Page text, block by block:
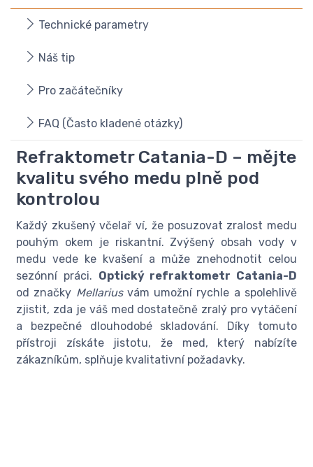
Technické parametry
Náš tip
Pro začátečníky
FAQ (Často kladené otázky)
Refraktometr Catania-D – mějte
kvalitu svého medu plně pod
kontrolou
Každý zkušený včelař ví, že posuzovat zralost medu
pouhým okem je riskantní. Zvýšený obsah vody v
medu vede ke kvašení a může znehodnotit celou
sezónní práci. Optický refraktometr Catania-D
od značky Mellariusvám umožní rychle a spolehlivě
zjistit, zda je váš med dostatečně zralý pro vytáčení
a bezpečné dlouhodobé skladování. Díky tomuto
přístroji získáte jistotu, že med, který nabízíte
zákazníkům, splňuje kvalitativní požadavky.